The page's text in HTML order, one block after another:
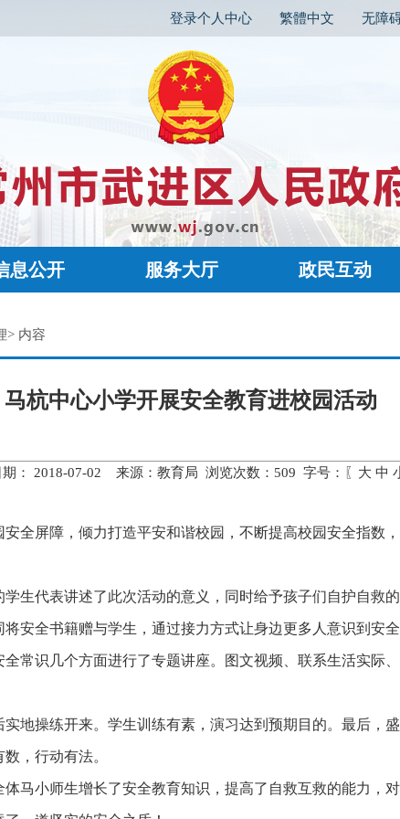
登录个人中心 繁體中文 无障
息公开 服务大厅 政民互动
> 内容
马杭中心小学开展安全教育进校园活动
期： 2018-07-02 来源：教育局 浏览次数： 509 字号：〖 大 中
全屏障，倾力打造平安和谐校园，不断提高校园安全指数
生代表讲述了此次活动的意义，同时给予孩子们自护自救
安全书籍赠与学生，通过接力方式让身边更多人意识到安
常识几个方面进行了专题讲座。图文视频、联系生活实际
地操练开来。学生训练有素，演习达到预期目的。最后，
，行动有法。
马小师生增长了安全教育知识，提高了自救互救的能力，